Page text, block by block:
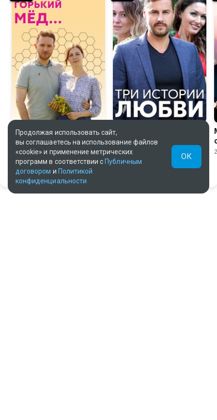
7.1
Горький мед
2021, Россия, Мелодрама
6.7
Три истории любви
2020, Россия, Мелодрама
Продолжая использовать сайт,
вы соглашаетесь на использование файлов
«cookie» и применение метрических
программ в соответствии с Публичным
договором и Политикой
конфиденциальности
ОК